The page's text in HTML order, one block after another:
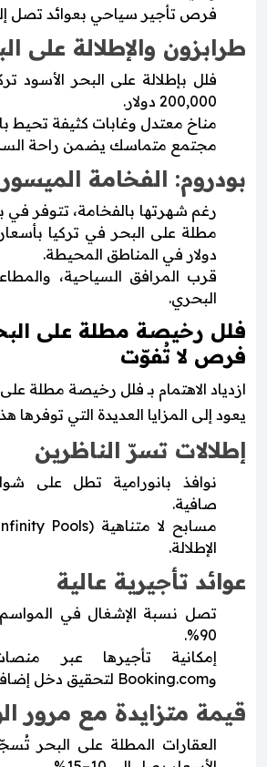
فرص تأجير سياحي بعوائد تصل إلى 8–12%
طرابزون والإطلالة على
فلل بإطلالة على البحر الأسود
200,000 دولار.
مناخ معتدل وغابات كثيفة تحيط
مجتمع متماسك يضمن راحة
بودروم: الفخامة
رغم شهرتها بالفخامة، تتوفر
دولار في المناطق المحيطة.
قرب المرافق السياحية،
البحري.
فلل رخيصة مطلة على
فرص لا تُفوّت
ازدياد الاهتمام بـ فلل رخيصة مطلة
يعود إلى المزايا العديدة التي توفرها
إطلالات تسرّ الناظرين
نوافذ بانورامية تطل على
صافية.
الإطلالة.
عوائد تأجيرية عالية
90%.
وBooking.com لتحقيق دخل إضافي.
قيمة متزايدة مع مرور
العقارات المطلة على البحر